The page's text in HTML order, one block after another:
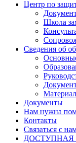
Центр по
Школа
Сведения об
Документы
Нам нужна
Контакты
Связаться с
ДОСТУПНАЯ